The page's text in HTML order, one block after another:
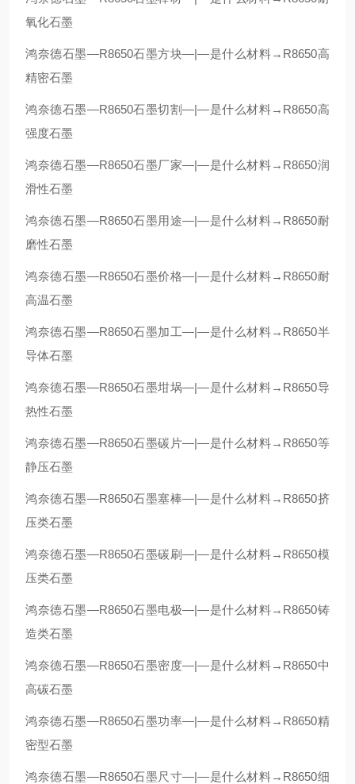
氧化石墨
鸿奈德石墨—R8650石墨方块—|—是什么材料→R8650高
精密石墨
鸿奈德石墨—R8650石墨切割—|—是什么材料→R8650高
强度石墨
鸿奈德石墨—R8650石墨厂家—|—是什么材料→R8650润
滑性石墨
鸿奈德石墨—R8650石墨用途—|—是什么材料→R8650耐
磨性石墨
鸿奈德石墨—R8650石墨价格—|—是什么材料→R8650耐
高温石墨
鸿奈德石墨—R8650石墨加工—|—是什么材料→R8650半
导体石墨
鸿奈德石墨—R8650石墨坩埚—|—是什么材料→R8650导
热性石墨
鸿奈德石墨—R8650石墨碳片—|—是什么材料→R8650等
静压石墨
鸿奈德石墨—R8650石墨塞棒—|—是什么材料→R8650挤
压类石墨
鸿奈德石墨—R8650石墨碳刷—|—是什么材料→R8650模
压类石墨
鸿奈德石墨—R8650石墨电极—|—是什么材料→R8650铸
造类石墨
鸿奈德石墨—R8650石墨密度—|—是什么材料→R8650中
高碳石墨
鸿奈德石墨—R8650石墨功率—|—是什么材料→R8650精
密型石墨
鸿奈德石墨—R8650石墨尺寸—|—是什么材料→R8650细